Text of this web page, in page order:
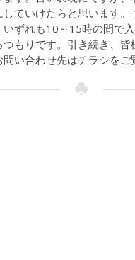
していけたらと思います
いずれも10～15時の間で
つもりです。引き続き、
問い合わせ先はチラシをご